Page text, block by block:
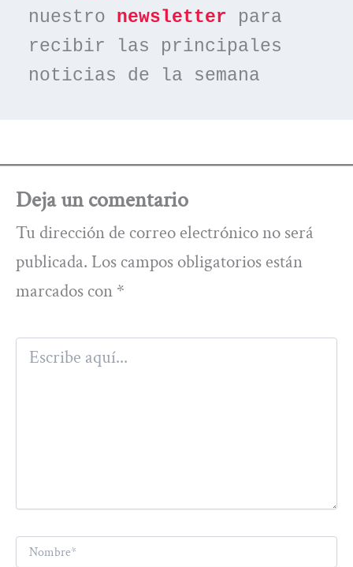
nuestro newsletter para
recibir las principales
noticias de la semana
Deja un comentario
Tu dirección de correo electrónico no será
publicada. Los campos obligatorios están
marcados con *
Escribe
aquí...
Nombre*